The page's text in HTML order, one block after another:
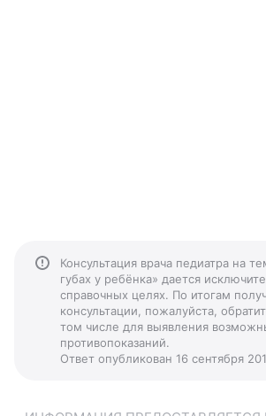
Консультация врача педиатра на
губах у ребёнка» дается
справочных целях. По итогам
консультации, пожалуйста,
том числе для выявления
противопоказаний.
Ответ опубликован 16 сентября